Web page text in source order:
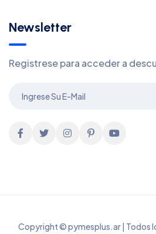
Newsletter
Registrese para acceder a
Copyright © pymesplus.ar | Todos